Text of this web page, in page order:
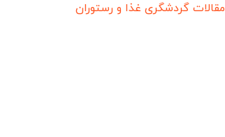
مقالات گردشگری غذا و رستوران